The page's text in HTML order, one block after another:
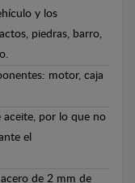
y los
piedras, barro,
motor, caja
aceite, por lo que no
el
de 2 mm de